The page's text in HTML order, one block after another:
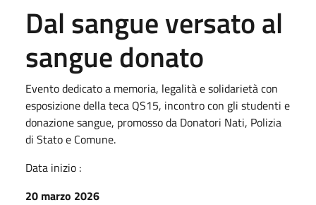
Dal sangue versato al
sangue donato
Evento dedicato a memoria, legalità e solidarietà con
esposizione della teca QS15, incontro con gli studenti e
donazione sangue, promosso da Donatori Nati, Polizia
di Stato e Comune.
Data inizio :
20 marzo 2026